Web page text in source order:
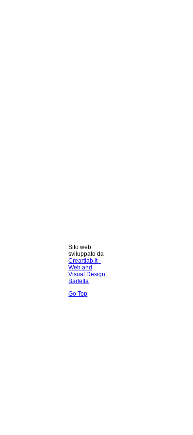
Sito web
sviluppato da
Creartlab.it -
Web and
Visual Design,
Barletta
Go Top